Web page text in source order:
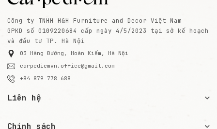
Công ty TNHH H&H Furniture and Decor Việt Nam
GPKD số 0109220684 cấp ngày 4/5/2023 tại sở kế hoạch
và đầu tư TP. Hà Nội
03 Hàng Đường, Hoàn Kiếm, Hà Nội
carpediemvn.office@gmail.com
+84 879 778 688
Liên hệ
Chính sách